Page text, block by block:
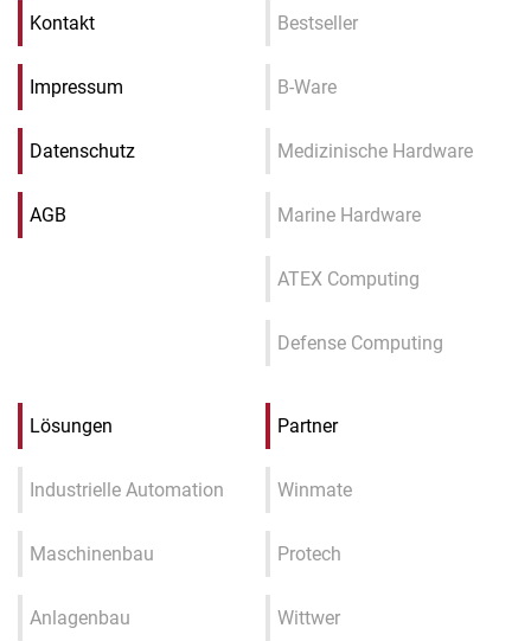
Kontakt
Impressum
Datenschutz
AGB
Bestseller
B-Ware
Medizinische Hardware
Marine Hardware
ATEX Computing
Defense Computing
Lösungen
Industrielle Automation
Maschinenbau
Anlagenbau
Partner
Winmate
Protech
Wittwer